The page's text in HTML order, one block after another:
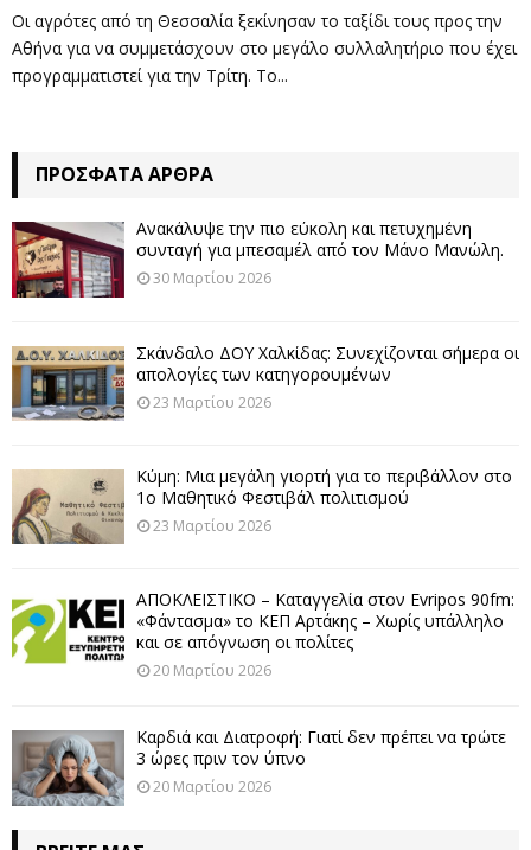
Οι αγρότες από τη Θεσσαλία ξεκίνησαν το ταξίδι τους προς την
Αθήνα για να συμμετάσχουν στο μεγάλο συλλαλητήριο που έχει
προγραμματιστεί για την Τρίτη. Το...
ΠΡΌΣΦΑΤΑ ΆΡΘΡΑ
Ανακάλυψε την πιο εύκολη και πετυχημένη
συνταγή για μπεσαμέλ από τον Μάνο Μανώλη.
30 Μαρτίου 2026
Σκάνδαλο ΔΟΥ Χαλκίδας: Συνεχίζονται σήμερα οι
απολογίες των κατηγορουμένων
23 Μαρτίου 2026
Κύμη: Μια μεγάλη γιορτή για το περιβάλλον στο
1ο Μαθητικό Φεστιβάλ πολιτισμού
23 Μαρτίου 2026
ΑΠΟΚΛΕΙΣΤΙΚΟ – Καταγγελία στον Evripos 90fm:
«Φάντασμα» το ΚΕΠ Αρτάκης – Χωρίς υπάλληλο
και σε απόγνωση οι πολίτες
20 Μαρτίου 2026
Καρδιά και Διατροφή: Γιατί δεν πρέπει να τρώτε
3 ώρες πριν τον ύπνο
20 Μαρτίου 2026